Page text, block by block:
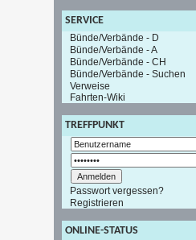
SERVICE
Bünde/Verbände - D
Bünde/Verbände - A
Bünde/Verbände - CH
Bünde/Verbände - Suchen
Verweise
Fahrten-Wiki
TREFFPUNKT
Passwort vergessen?
Registrieren
ONLINE-STATUS